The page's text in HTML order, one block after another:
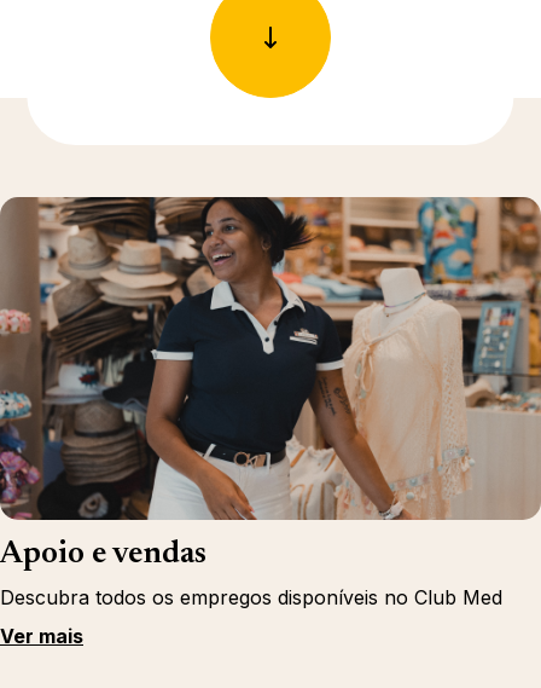
Apoio e vendas
Descubra todos os empregos disponíveis no Club Med
Ver mais